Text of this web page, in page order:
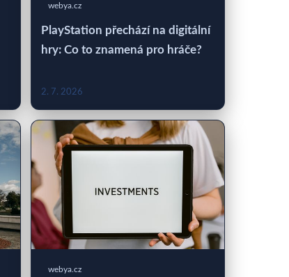
webya.cz
PlayStation přechází na digitální
hry: Co to znamená pro hráče?
2. 7. 2026
webya.cz